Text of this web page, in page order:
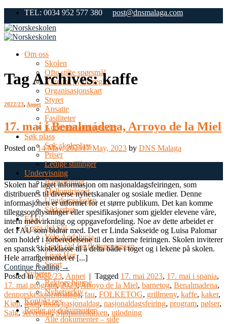
Skip
content
TEL: 0034 952 577 380 post@dnsmalaga.com
Om oss
Skolen
Ofte stilte spørsmål
Våre tre gylne regler
Organisasjonskart
Styret
Ansatte
Fasiliteter
Kontorets åpningstider
Søk plass
Søk skoleplass
Priser
Ledige stillinger
Undervisning
Barnetrinnet
Mellomtrinnet
Ungdomsskolen
Sikkerhet
FAU
Costa del Sol
Velg Andalucia
Gode råd for flytteprosessen
Livet Her
Sport
Nyheter
Rektors hjørne
Nyhetsarkiv
Kontakt oss
Regler og dokumenter
Alle dokumenter – side
Tag Archives:kaffe
2022/23,Annet
17. mai i Benalmádena, Arroyo de la Miel
Posted on14 May, 202317 May, 2023 by DNS Malaga
May
Skolen har laget informasjon om nasjonaldagsfeiringen, som
distribueres til diverse nyhetskanaler og sosiale medier. Denne
informasjonen er utformet for et større publikum. Det kan komme
tilleggsopplysninger eller spesifikasjoner som gjelder elevene våre,
intern medvirkning og oppgavefordeling. Noe av dette arbeidet er
det FAU som bidrar med. Det er Linda Sakseide og Luisa Palomar
som holder i forberedelsene til den interne feiringen. Skolen inviterer
en spansk skoleklasse til å delta både i toget og i lekene på skolen.
Hele arrangementet er [...]
Continue reading→
Posted in2022/23, Annet | Tagged 17. mai 2023, 17. mai i spania,
17. mai program,2023,Arroyo de la Miel, barnetog, Benalmadena,
dennorskeskolenmalaga,fau, FOLKETOG, grillmeny, kaffe, kaker,
Kjøp, leker,lodd,nasjonaldag, nasjonaldagsfeiring, program, pølser,
Salg, servering,Sjømannskirken, utlodning